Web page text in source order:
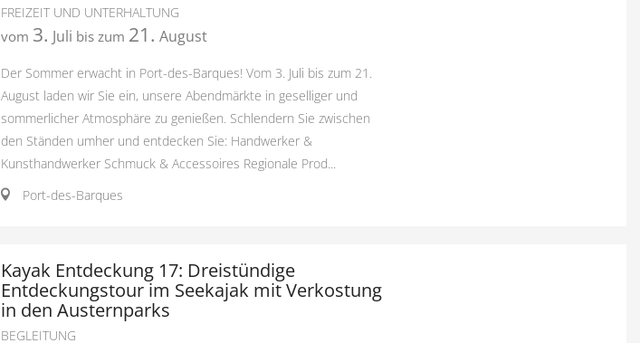
FREIZEIT UND UNTERHALTUNG
vom 3. Juli bis zum 21. August
Der Sommer erwacht in Port-des-Barques! Vom 3. Juli bis zum 21.
August laden wir Sie ein, unsere Abendmärkte in geselliger und
sommerlicher Atmosphäre zu genießen. Schlendern Sie zwischen
den Ständen umher und entdecken Sie: Handwerker &
Kunsthandwerker Schmuck & Accessoires Regionale Prod...
Port-des-Barques
Kayak Entdeckung 17: Dreistündige
Entdeckungstour im Seekajak mit Verkostung
in den Austernparks
BEGLEITUNG